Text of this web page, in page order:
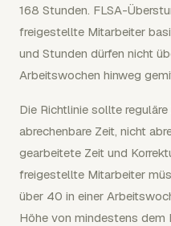
168 Stunden. FLSA-
freigestellte Mitarbeiter
und Stunden dürfen nicht
Arbeitswochen hinweg
Die Richtlinie sollte
abrechenbare Zeit, nicht
gearbeitete Zeit und
freigestellte Mitarbeiter
über 40 in einer
Höhe von mindestens dem